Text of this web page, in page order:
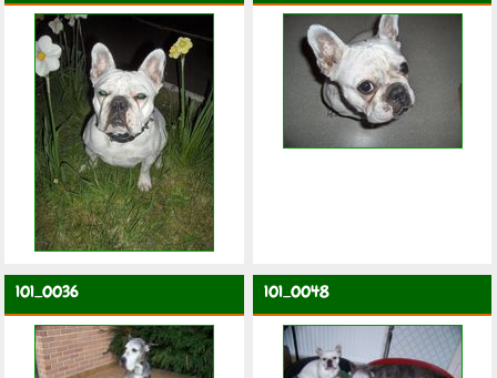
101_0036 101_0048